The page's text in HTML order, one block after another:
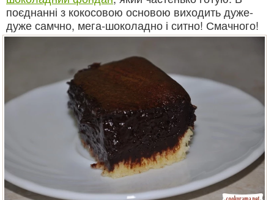
поєднанні з кокосовою основою виходить дуже-
дуже самчно, мега-шоколадно і ситно! Смачного!